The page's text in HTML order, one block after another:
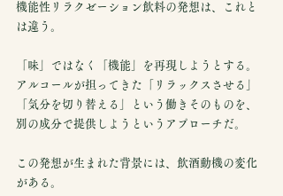
機能性リラクゼーション飲料の発想は、これと
は違う。
「味」ではなく「機能」を再現しようとする。
アルコールが担ってきた「リラックスさせる」
「気分を切り替える」という働きそのものを、
別の成分で提供しようというアプローチだ。
この発想が生まれた背景には、飲酒動機の変化
がある。